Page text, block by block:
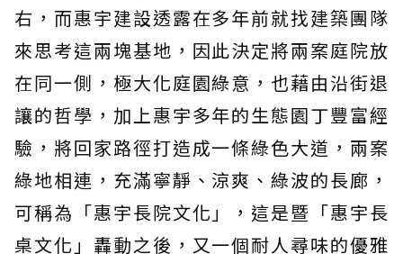
右，而惠宇建設透露在多年前就找建築團隊
來思考這兩塊基地，因此決定將兩案庭院放
在同一側，極大化庭園綠意，也藉由沿街退
讓的哲學，加上惠宇多年的生態園丁豐富經
驗，將回家路徑打造成一條綠色大道，兩案
綠地相連，充滿寧靜、涼爽、綠波的長廊，
可稱為「惠宇長院文化」，這是暨「惠宇長
桌文化」轟動之後，又一個耐人尋味的優雅